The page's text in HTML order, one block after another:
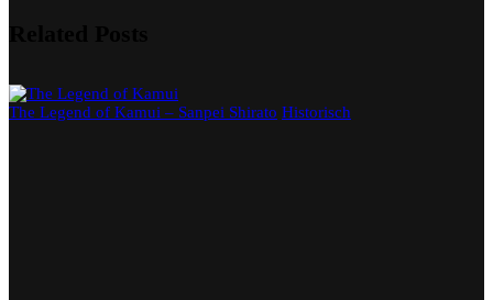
The Legend of Kamui – Sanpei Shirato Historisch